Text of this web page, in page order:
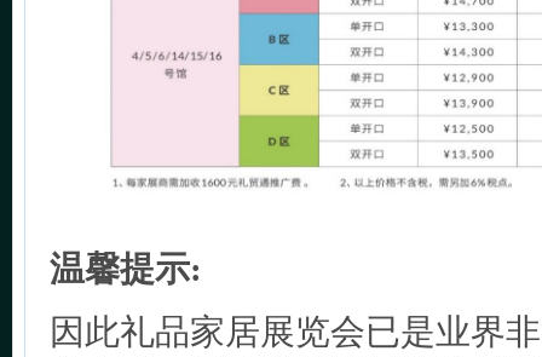
温馨提示:
因此礼品家居展览会已是业界